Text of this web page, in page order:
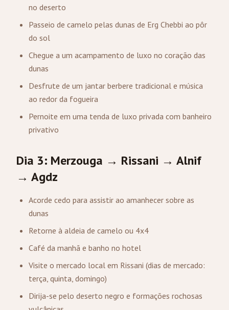
no deserto
Passeio de camelo pelas dunas de Erg Chebbi ao pôr
do sol
Chegue a um acampamento de luxo no coração das
dunas
Desfrute de um jantar berbere tradicional e música
ao redor da fogueira
Pernoite em uma tenda de luxo privada com banheiro
privativo
Dia 3: Merzouga → Rissani → Alnif
→ Agdz
Acorde cedo para assistir ao amanhecer sobre as
dunas
Retorne à aldeia de camelo ou 4x4
Café da manhã e banho no hotel
Visite o mercado local em Rissani (dias de mercado:
terça, quinta, domingo)
Dirija-se pelo deserto negro e formações rochosas